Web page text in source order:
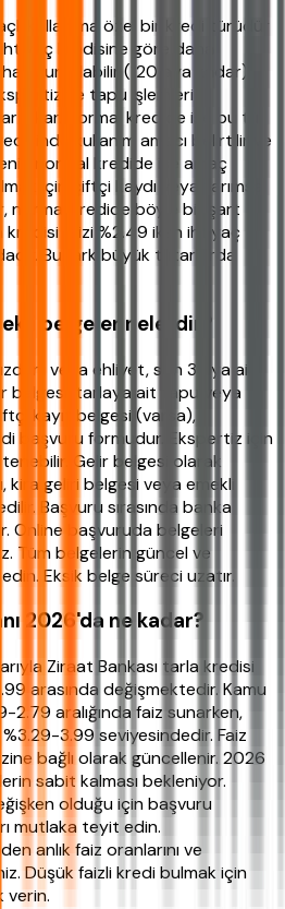
kullanıma özel bir kredi türüdür
kredisine göre daha
uzun olabilir (120 aya kadar).
ve tapu işlemleri
çıkar. Normal kredide ise bu tür
kullanım amacı belirtilir ve
normal kredide ise amaç
için çiftçi kaydı veya tarımsal
normal kredide böyle bir şart
kredisi faizi %2.49 iken ihtiyaç
Bu fark büyük tutarlarda
belgeler nelerdir?
veya ehliyet, son 3 aya ait
belgesi, tarlaya ait tapu veya
kayıt belgesi (varsa),
başvuru formudur. Ekspertiz için
Gelir belgesi olarak
geliri belgesi veya emekli
Başvuru sırasında banka
Online başvuruda belgeleri
Tüm belgelerin güncel ve
Eksik belge süreci uzatır.
2026'da ne kadar?
Ziraat Bankası tarla kredisi
arasında değişmektedir. Kamu
2.79 aralığında faiz sunarken,
3.99 seviyesindedir. Faiz
bağlı olarak güncellenir. 2026
sabit kalması bekleniyor.
olduğu için başvuru
mutlaka teyit edin.
anlık faiz oranlarını ve
Düşük faizli kredi bulmak için
verin.